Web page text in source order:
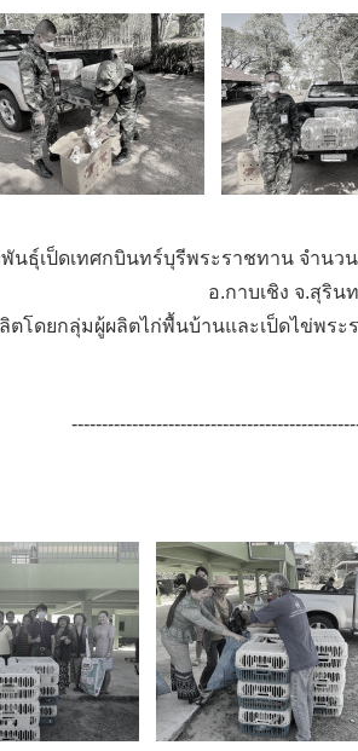
ธุ์เป็ดเทศกบินทร์บุรีพระราชทาน จำน
อ.กาบเชิง จ.สุริน
ตโดยกลุ่มผู้ผลิตไก่พื้นบ้านและเป็ดไข่พร